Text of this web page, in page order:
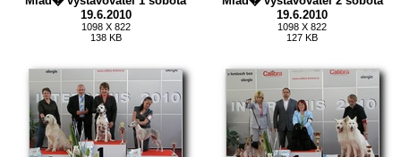
19.6.2010
1098 X 822
138 KB
19.6.2010
1098 X 822
127 KB